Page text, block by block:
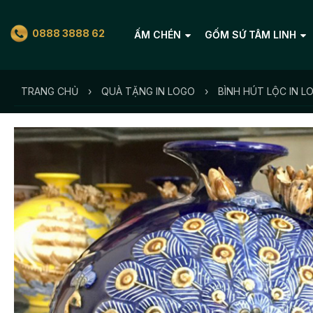
0888 3888 62 ẤM CHÉN GỐM SỨ TÂM LINH
TRANG CHỦ › QUÀ TẶNG IN LOGO › BÌNH HÚT LỘC IN